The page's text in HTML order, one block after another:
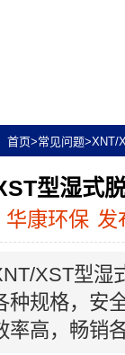
首页>常见问题>XNT/
型湿式
华康环保 发
XST型湿
种规格，安
率高，畅销